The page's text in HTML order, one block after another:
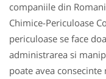
companiile din
Chimice-Periculoase
periculoase se face
administrarea si
poate avea